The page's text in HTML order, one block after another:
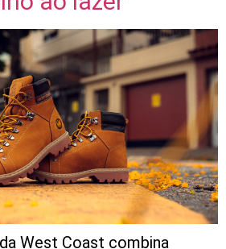
West Coast combina